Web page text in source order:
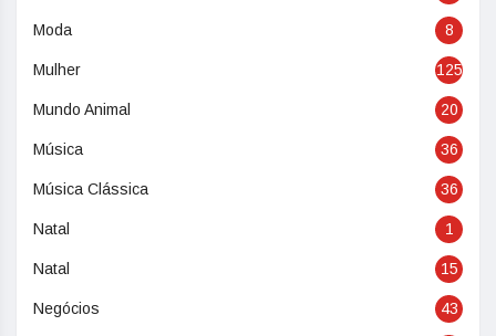
Moda 8
Mulher 125
Mundo Animal 20
Música 36
Música Clássica 36
Natal 1
Natal 15
Negócios 43